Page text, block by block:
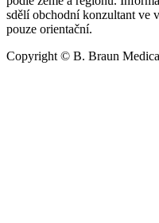
sdělí obchodní konzultant ve
pouze orientační.
Copyright © B. Braun